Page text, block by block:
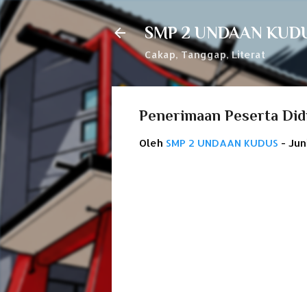
SMP 2 UNDAAN
Cakap, Tanggap, Literat
Penerimaan Peserta
Oleh SMP 2 UNDAAN KUDUS -